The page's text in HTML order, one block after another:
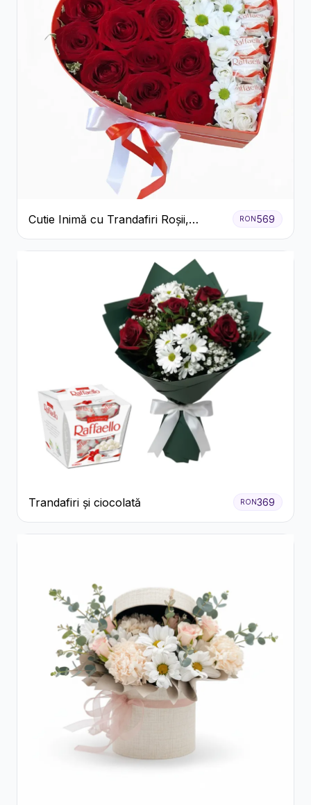
Cutie Inimă cu Trandafiri Roșii,
Crizanteme Albe și Bomboane
Raffaello
RON569
Trandafiri și ciocolată RON369